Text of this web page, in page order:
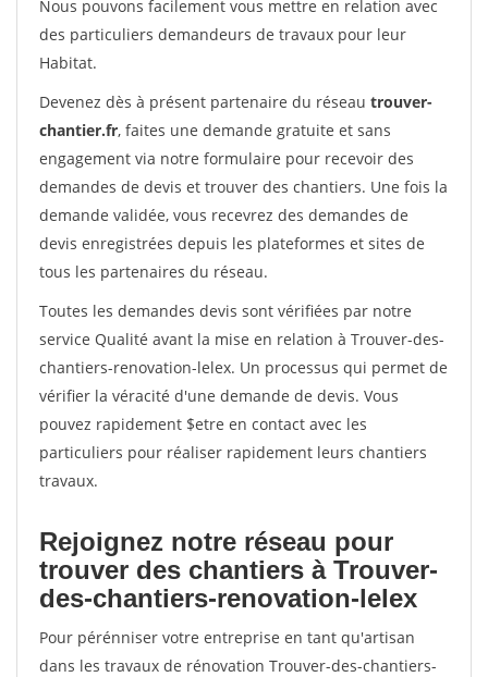
Nous pouvons facilement vous mettre en relation avec
des particuliers demandeurs de travaux pour leur
Habitat.
Devenez dès à présent partenaire du réseau trouver-
chantier.fr, faites une demande gratuite et sans
engagement via notre formulaire pour recevoir des
demandes de devis et trouver des chantiers. Une fois la
demande validée, vous recevrez des demandes de
devis enregistrées depuis les plateformes et sites de
tous les partenaires du réseau.
Toutes les demandes devis sont vérifiées par notre
service Qualité avant la mise en relation à Trouver-des-
chantiers-renovation-lelex. Un processus qui permet de
vérifier la véracité d'une demande de devis. Vous
pouvez rapidement $etre en contact avec les
particuliers pour réaliser rapidement leurs chantiers
travaux.
Rejoignez notre réseau pour
trouver des chantiers à Trouver-
des-chantiers-renovation-lelex
Pour pérénniser votre entreprise en tant qu'artisan
dans les travaux de rénovation Trouver-des-chantiers-